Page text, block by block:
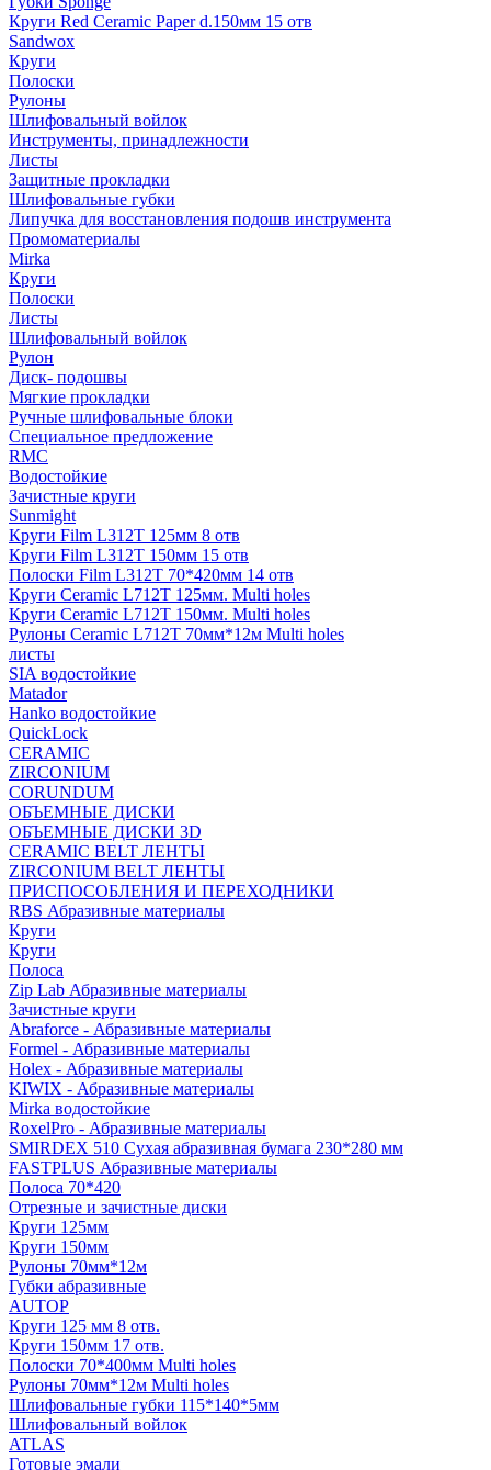
Круги Red Ceramic Paper d.150мм 15 отв
Sandwox
Круги
Полоски
Рулоны
Шлифовальный войлок
Инструменты, принадлежности
Листы
Защитные прокладки
Шлифовальные губки
Липучка для восстановления подошв инструмента
Промоматериалы
Mirka
Круги
Полоски
Листы
Шлифовальный войлок
Рулон
Диск- подошвы
Мягкие прокладки
Ручные шлифовальные блоки
Специальное предложение
RMC
Водостойкие
Зачистные круги
Sunmight
Круги Film L312T 125мм 8 отв
Круги Film L312T 150мм 15 отв
Полоски Film L312T 70*420мм 14 отв
Круги Ceramic L712T 125мм. Multi holes
Круги Ceramic L712T 150мм. Multi holes
Рулоны Ceramic L712T 70мм*12м Multi holes
листы
SIA водостойкие
Matador
Hanko водостойкие
QuickLock
CERAMIC
ZIRCONIUM
СORUNDUM
ОБЪЕМНЫЕ ДИСКИ
ОБЪЕМНЫЕ ДИСКИ 3D
CERAMIC BELT ЛЕНТЫ
ZIRCONIUM BELT ЛЕНТЫ
ПРИСПОСОБЛЕНИЯ И ПЕРЕХОДНИКИ
RBS Абразивные материалы
Круги
Круги
Полоса
Zip Lab Абразивные материалы
Зачистные круги
Abraforce - Абразивные материалы
Formel - Абразивные материалы
Holex - Абразивные материалы
KIWIX - Абразивные материалы
Mirka водостойкие
RoxelPro - Абразивные материалы
SMIRDEX 510 Сухая абразивная бумага 230*280 мм
FASTPLUS Абразивные материалы
Полоса 70*420
Отрезные и зачистные диски
Круги 125мм
Круги 150мм
Рулоны 70мм*12м
Губки абразивные
AUTOP
Круги 125 мм 8 отв.
Круги 150мм 17 отв.
Полоски 70*400мм Multi holes
Рулоны 70мм*12м Multi holes
Шлифовальные губки 115*140*5мм
Шлифовальный войлок
ATLAS
Готовые эмали